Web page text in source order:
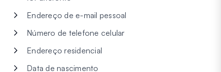
Endereço de e-mail pessoal
Número de telefone celular
Endereço residencial
Data de nascimento